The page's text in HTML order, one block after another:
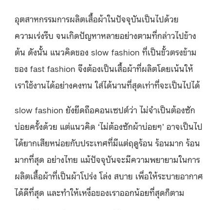
อุตสาหกรรมการผลิตเสื้อผ้าในปัจจุบันเป็นไปด้วย
ความเร่งรีบ จนเกิดปัญหาหลายอย่างตามที่กล่าวไปข้าง
ต้น ดังนั้น แนวคิดของ slow fashion ที่เป็นขั้วตรงข้าม
ของ fast fashion จึงต้องเป็นเสื้อผ้าที่ผลิตโดยเน้นให้
เราใช้งานได้อย่างคงทน ใส่ได้นานที่สุดเท่าที่จะเป็นไปได้
slow fashion ยังยึดถือคอนเซปต์ว่า ไม่จำเป็นต้องซัก
บ่อยครั้งด้วย แต่แนวคิด ‘ไม่ต้องซักผ้าบ่อยๆ’ อาจเป็นไป
ได้ยากเสียหน่อยกับประเทศที่มีแต่ฤดูร้อน ร้อนมาก ร้อน
มากที่สุด อย่างไทย แม้ปัจจุบันจะมีความพยายามในการ
ผลิตเสื้อผ้าที่เป็นผ้าโปร่ง โล่ง สบาย เพื่อให้ระบายอากาศ
ได้ดีที่สุด และทำให้เหงื่อของเราออกน้อยที่สุดก็ตาม